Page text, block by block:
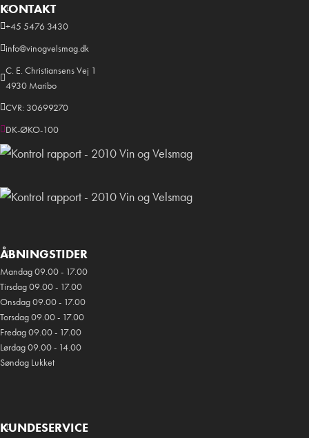
KONTAKT
+45 5476 3430
info@vinogvelsmag.dk
C. E. Christiansens Vej 1
4930 Maribo
CVR: 30699270
DK-ØKO-100
ÅBNINGSTIDER
Mandag 09.00 - 17.00
Tirsdag 09.00 - 17.00
Onsdag 09.00 - 17.00
Torsdag 09.00 - 17.00
Fredag 09.00 - 17.00
Lørdag 09.00 - 14.00
Søndag Lukket
KUNDESERVICE